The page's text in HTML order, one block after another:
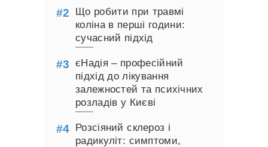
Що робити при травмі
коліна в перші години:
сучасний підхід
єНадія – професійний
підхід до лікування
залежностей та психічних
розладів у Києві
Розсіяний склероз і
радикуліт: симптоми,